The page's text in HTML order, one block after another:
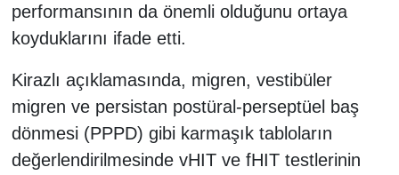
performansının da önemli olduğunu ortaya
koyduklarını ifade etti.
Kirazlı açıklamasında, migren, vestibüler
migren ve persistan postüral-perseptüel baş
dönmesi (PPPD) gibi karmaşık tabloların
değerlendirilmesinde vHIT ve fHIT testlerinin